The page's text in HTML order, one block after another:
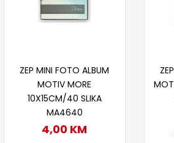
ZEP MINI FOTO ALBUM
MOTIV MORE
10X15CM/40 SLIKA
MA4640
4,00 KM